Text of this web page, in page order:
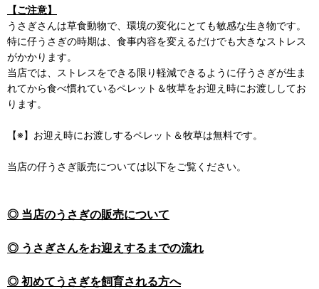
【ご注意】
うさぎさんは草食動物で、環境の変化にとても敏感な生き物です。
特に仔うさぎの時期は、食事内容を変えるだけでも大きなストレス
がかかります。
当店では、ストレスをできる限り軽減できるように仔うさぎが生ま
れてから食べ慣れているペレット＆牧草をお迎え時にお渡ししてお
ります。
【※】お迎え時にお渡しするペレット＆牧草は無料です。
当店の仔うさぎ販売については以下をご覧ください。
◎ 当店のうさぎの販売について
◎ うさぎさんをお迎えするまでの流れ
◎ 初めてうさぎを飼育される方へ